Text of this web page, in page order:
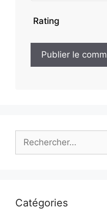
Rating
Catégories